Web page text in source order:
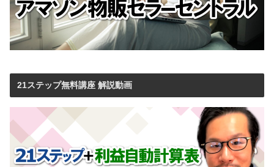
21ステップ無料講座 解説動画